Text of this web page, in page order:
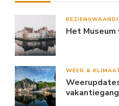
Het Museum
WEER &